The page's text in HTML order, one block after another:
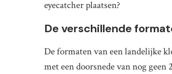
eyecatcher plaatsen?
De verschillende
De formaten van een landelijke
met een doorsnede van nog